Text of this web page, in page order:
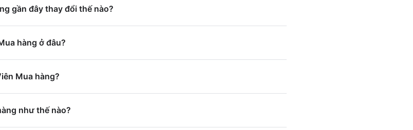
gần đây thay đổi thế nào?
hàng ở đâu?
Mua hàng?
như thế nào?